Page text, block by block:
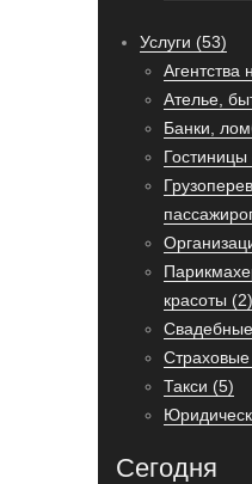
Услуги (53)
Агентства
Ателье,
Банки,
Гостиницы
красоты (2)
Страховые
Такси (5)
Сегодня